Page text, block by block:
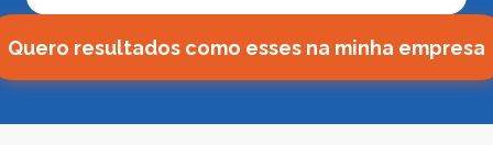
Quero resultados como esses na minha empresa